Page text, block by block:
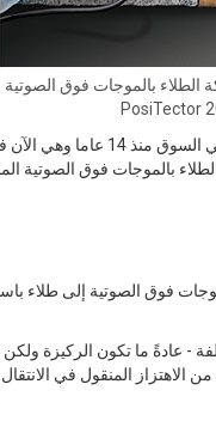
الطلاء بالموجات فوق الصوتية
PosiTector
ظهرت أول أداة محمولة باليد
فوق الصوتية إلى طلاء
- عادةً ما تكون الركيزة